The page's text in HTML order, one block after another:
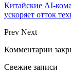
Китайские AI-
ускоряет отток
Prev Next
Комментарии
Свежие записи